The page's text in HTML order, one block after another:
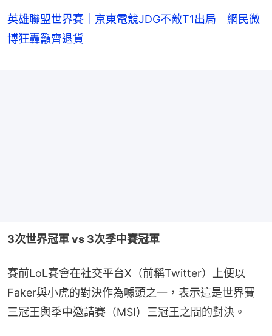
英雄聯盟世界賽｜京東電競JDG不敵T1出局 網民微
博狂轟籲齊退貨
3次世界冠軍 vs 3次季中賽冠軍
賽前LoL賽會在社交平台X（前稱Twitter）上便以
Faker與小虎的對決作為噱頭之一，表示這是世界賽
三冠王與季中邀請賽（MSI）三冠王之間的對決。